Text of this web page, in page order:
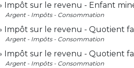
Impôt sur le revenu - Enfant
Argent - Impôts - Consommation
Impôt sur le revenu - Quotient
Argent - Impôts - Consommation
Impôt sur le revenu - Quotient
Argent - Impôts - Consommation